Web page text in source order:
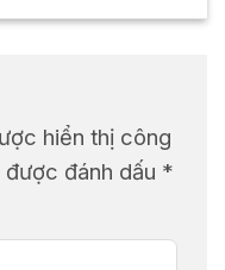
hiển thị công
đánh dấu *